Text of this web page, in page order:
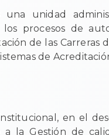
una unidad
procesos de
de las Carreras
de
en el
la Gestión de